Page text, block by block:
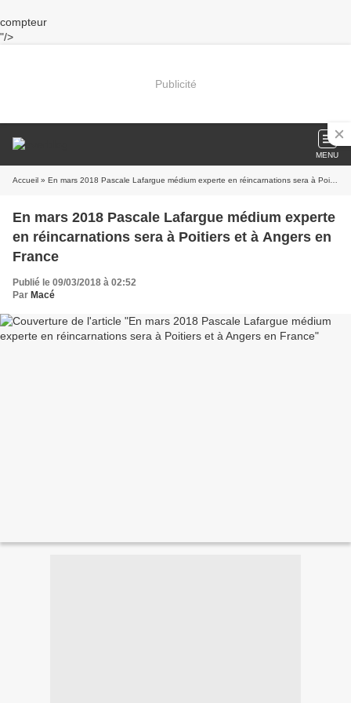
compteur
"/>
Publicité
MENU
Accueil » En mars 2018 Pascale Lafargue médium experte en réincarnations sera à Poitiers et à Angers en France
En mars 2018 Pascale Lafargue médium experte
en réincarnations sera à Poitiers et à Angers en
France
Publié le 09/03/2018 à 02:52
Par Macé